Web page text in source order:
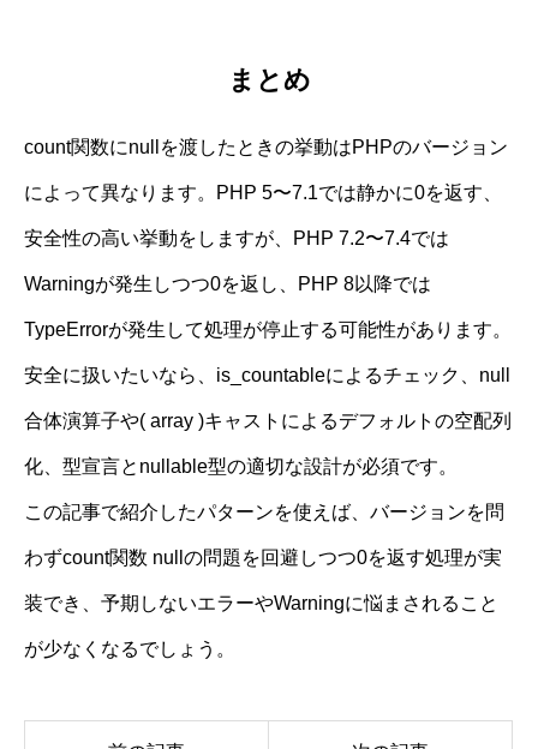
まとめ
count関数にnullを渡したときの挙動はPHPのバージョン
によって異なります。PHP 5〜7.1では静かに0を返す、
安全性の高い挙動をしますが、PHP 7.2〜7.4では
Warningが発生しつつ0を返し、PHP 8以降では
TypeErrorが発生して処理が停止する可能性があります。
安全に扱いたいなら、is_countableによるチェック、null
合体演算子や( array )キャストによるデフォルトの空配列
化、型宣言とnullable型の適切な設計が必須です。
この記事で紹介したパターンを使えば、バージョンを問
わずcount関数 nullの問題を回避しつつ0を返す処理が実
装でき、予期しないエラーやWarningに悩まされること
が少なくなるでしょう。